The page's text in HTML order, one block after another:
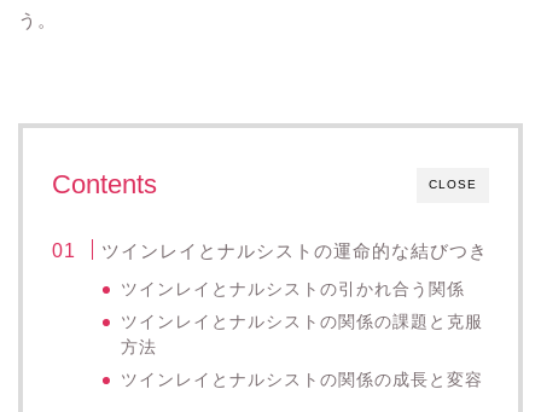
う。
CLOSE
Contents
ツインレイとナルシストの運命的な結びつき
ツインレイとナルシストの引かれ合う関係
ツインレイとナルシストの関係の課題と克服
方法
ツインレイとナルシストの関係の成長と変容